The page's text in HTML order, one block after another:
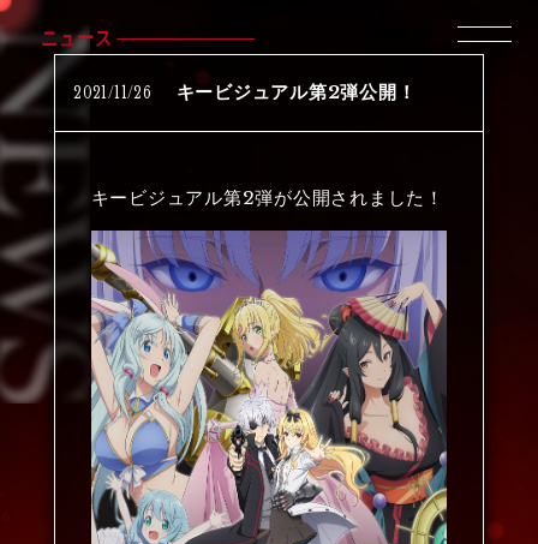
ニュース
2021/11/26 キービジュアル第2弾公開！
キービジュアル第2弾が公開されました！